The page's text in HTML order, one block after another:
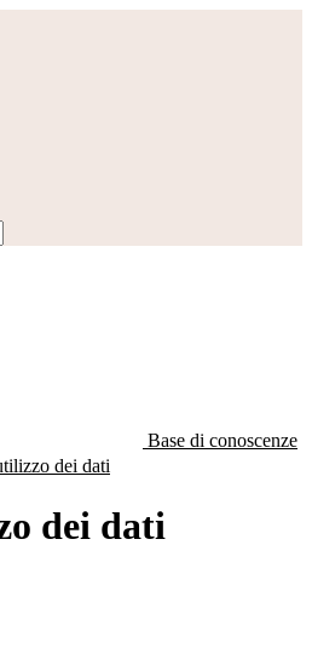
Base di conoscenze
dei dati
dei dati